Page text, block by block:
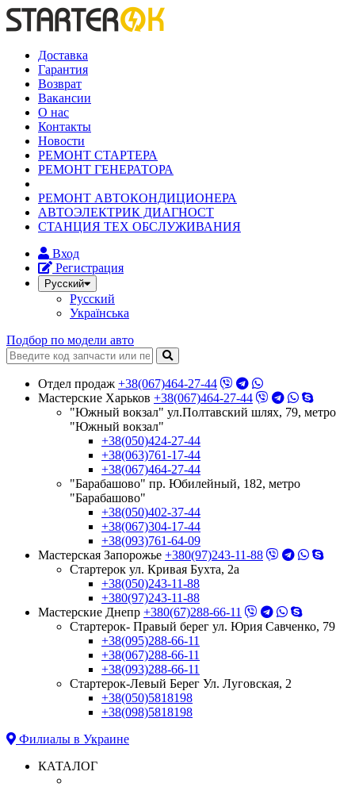
Доставка
Гарантия
Возврат
Вакансии
О нас
Контакты
Новости
РЕМОНТ СТАРТЕРА
РЕМОНТ ГЕНЕРАТОРА
РЕМОНТ АВТОКОНДИЦИОНЕРА
АВТОЭЛЕКТРИК ДИАГНОСТ
СТАНЦИЯ ТЕХ ОБСЛУЖИВАНИЯ
Вход
Регистрация
Русский
Русский
Українська
Подбор по модели авто
Отдел продаж +38(067)464-27-44
Мастерские Харьков +38(067)464-27-44
"Южный вокзал" ул.Полтавский шлях, 79, метро
"Южный вокзал"
+38(050)424-27-44
+38(063)761-17-44
+38(067)464-27-44
"Барабашово" пр. Юбилейный, 182, метро
"Барабашово"
+38(050)402-37-44
+38(067)304-17-44
+38(093)761-64-09
Мастерская Запорожье +380(97)243-11-88
Стартерок ул. Кривая Бухта, 2а
+38(050)243-11-88
+380(97)243-11-88
Мастерские Днепр +380(67)288-66-11
Стартерок- Правый берег ул. Юрия Савченко, 79
+38(095)288-66-11
+38(067)288-66-11
+38(093)288-66-11
Стартерок-Левый Берег Ул. Луговская, 2
+38(050)5818198
+38(098)5818198
Филиалы в Украине
КАТАЛОГ